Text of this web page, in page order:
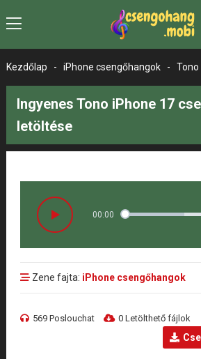
Kezdőlap - iPhone csengőhangok - Tono
Ingyenes Tono iPhone 17
letöltése
00:00
Zene fajta: iPhone csengőhangok
569 Poslouchat 0 Letölthető fájlok